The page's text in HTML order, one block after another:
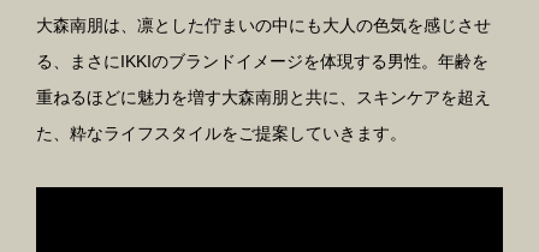
大森南朋は、凛とした佇まいの中にも大人の色気を感じさせ
る、まさにIKKIのブランドイメージを体現する男性。年齢を
重ねるほどに魅力を増す大森南朋と共に、スキンケアを超え
た、粋なライフスタイルをご提案していきます。